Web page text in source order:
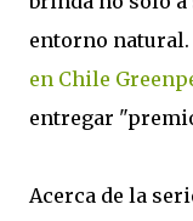
entorno natural.
en Chile
entregar
Acerca de la